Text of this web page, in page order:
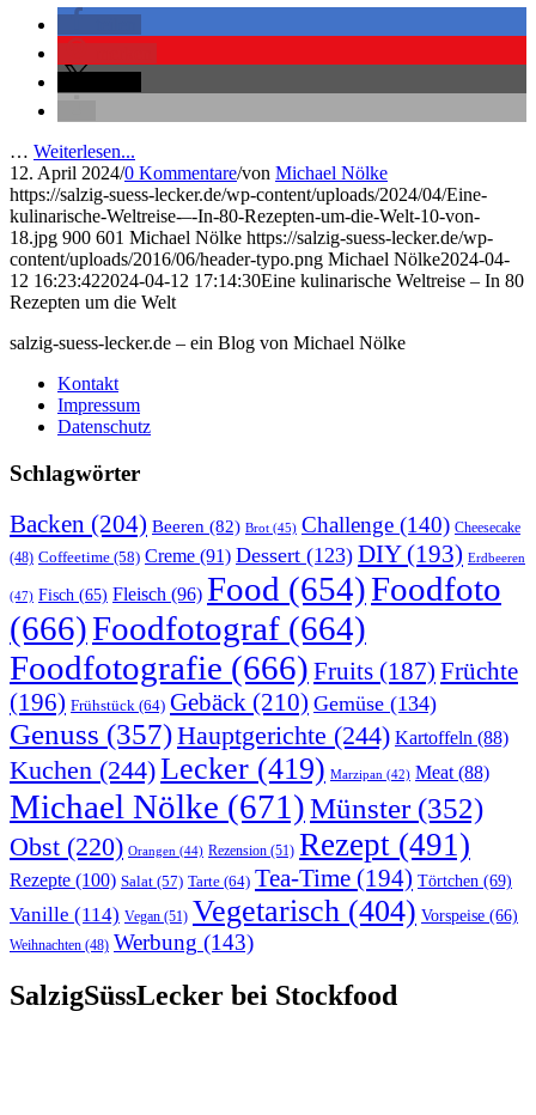
… Weiterlesen...
12. April 2024/0 Kommentare/von Michael Nölke
https://salzig-suess-lecker.de/wp-content/uploads/2024/04/Eine-
kulinarische-Weltreise-–-In-80-Rezepten-um-die-Welt-10-von-
18.jpg 900 601 Michael Nölke https://salzig-suess-lecker.de/wp-
content/uploads/2016/06/header-typo.png Michael Nölke2024-04-
12 16:23:422024-04-12 17:14:30Eine kulinarische Weltreise – In 80
Rezepten um die Welt
salzig-suess-lecker.de – ein Blog von Michael Nölke
Kontakt
Impressum
Datenschutz
Schlagwörter
Backen (204) Beeren (82) Brot (45) Challenge (140) Cheesecake
(48) Coffeetime (58) Creme (91) Dessert (123) DIY(193) Erdbeeren
(47) Fisch (65) Fleisch (96) Food (654)Foodfoto
(666)Foodfotograf (664)
Foodfotografie (666) Fruits (187) Früchte
(196) Frühstück (64) Gebäck (210) Gemüse (134)
Genuss (357)Hauptgerichte (244) Kartoffeln (88)
Kuchen (244)Lecker (419) Marzipan (42) Meat (88)
Michael Nölke (671)Münster(352)
Obst (220) Orangen (44) Rezension (51) Rezept (491)
Rezepte (100) Salat (57) Tarte (64) Tea-Time (194) Törtchen (69)
Vanille (114) Vegan (51) Vegetarisch (404) Vorspeise (66)
Weihnachten (48) Werbung (143)
SalzigSüssLecker bei Stockfood